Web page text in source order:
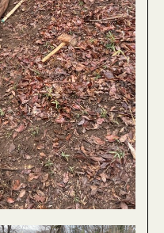
金について（公募事